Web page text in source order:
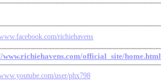
richiehavens
www.richiehavens.com/official_site/home.html
user/phx798